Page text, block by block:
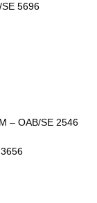
SE 5696
– OAB/SE 2546